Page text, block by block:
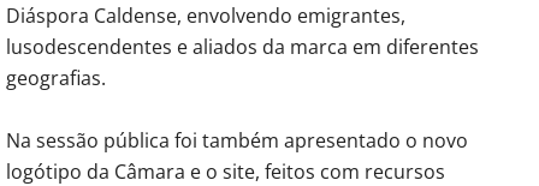
Diáspora Caldense, envolvendo emigrantes,
lusodescendentes e aliados da marca em diferentes
geografias.
Na sessão pública foi também apresentado o novo
logótipo da Câmara e o site, feitos com recursos